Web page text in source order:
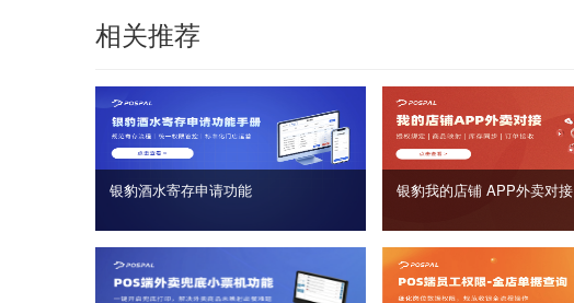
相关推荐
银豹酒水寄存申请功能 银豹我的店铺 APP外卖对接